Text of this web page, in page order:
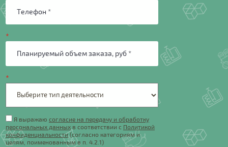
*
*
Я выражаю согласие на передачу и обработку
персональных данныхв соответствии с Политикой
конфиденциальности(согласно категориям и
целям, поименованным в п. 4.2.1)